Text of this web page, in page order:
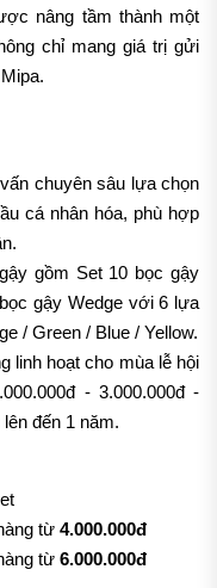
nâng tầm thành một
chỉ mang giá trị gửi
chuyên sâu lựa chọn
cá nhân hóa, phù hợp
gồm Set 10 bọc gậy
gậy Wedge với 6 lựa
/ Green / Blue / Yellow.
linh hoạt cho mùa lễ hội
- 3.000.000đ -
đến 1 năm.
từ 4.000.000đ
từ 6.000.000đ